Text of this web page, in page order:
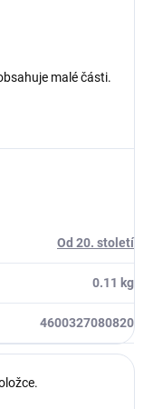
malé části.
Od 20. století
0.11 kg
4600327080820